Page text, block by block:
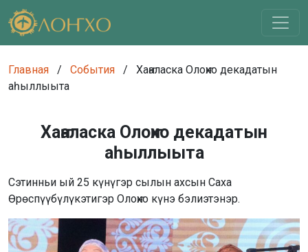
Главная / События /
Хаҥаласка Олоҥхо декадатын
аһыллыыта
Хаҥаласка Олоҥхо декадатын
аһыллыыта
Сэтинньи ый 25 күнүгэр сылын ахсын Саха
Өрөспүүбүлүкэтигэр Олоҥхо күнэ бэлиэтэнэр.